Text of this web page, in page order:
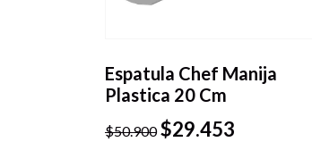
Espatula Chef Manija
Plastica 20 Cm
$50.900 $29.453